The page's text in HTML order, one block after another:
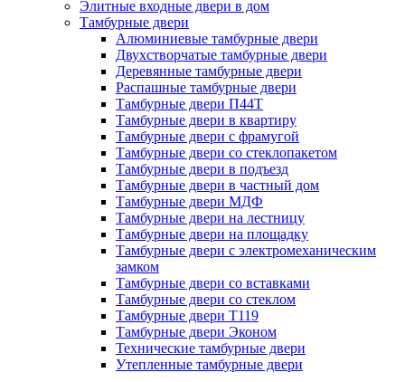
Элитные входные двери в дом
Тамбурные двери
Алюминиевые тамбурные двери
Двухстворчатые тамбурные двери
Деревянные тамбурные двери
Распашные тамбурные двери
Тамбурные двери П44Т
Тамбурные двери в квартиру
Тамбурные двери с фрамугой
Тамбурные двери со стеклопакетом
Тамбурные двери в подъезд
Тамбурные двери в частный дом
Тамбурные двери МДФ
Тамбурные двери на лестницу
Тамбурные двери на площадку
Тамбурные двери с электромеханическим
замком
Тамбурные двери со вставками
Тамбурные двери со стеклом
Тамбурные двери Т119
Тамбурные двери Эконом
Технические тамбурные двери
Утепленные тамбурные двери